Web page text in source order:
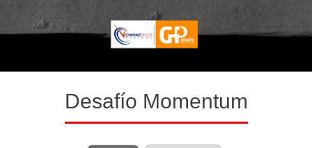
Desafío Momentum